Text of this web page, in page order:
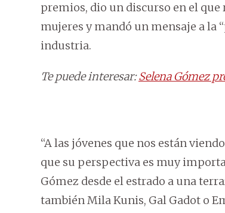
premios, dio un discurso en el
mujeres y mandó un mensaje a la
industria.
Te puede interesar:Selena Gómez
“A las jóvenes que nos están
que su perspectiva es muy
Gómez desde el estrado a una
también Mila Kunis, Gal Gadot o